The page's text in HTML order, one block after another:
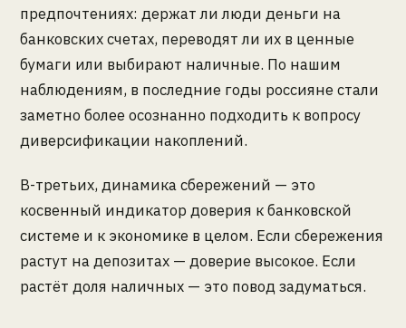
предпочтениях: держат ли люди деньги на
банковских счетах, переводят ли их в ценные
бумаги или выбирают наличные. По нашим
наблюдениям, в последние годы россияне стали
заметно более осознанно подходить к вопросу
диверсификации накоплений.
В-третьих, динамика сбережений — это
косвенный индикатор доверия к банковской
системе и к экономике в целом. Если сбережения
растут на депозитах — доверие высокое. Если
растёт доля наличных — это повод задуматься.